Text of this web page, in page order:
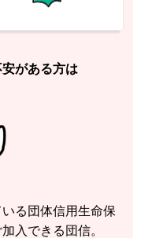
がある方は
る団体信用生命保
入できる団信。